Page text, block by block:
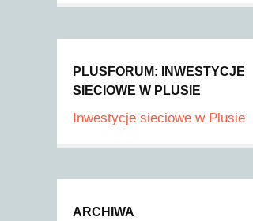
PLUSFORUM: INWESTYCJE
SIECIOWE W PLUSIE
Inwestycje sieciowe w Plusie
ARCHIWA